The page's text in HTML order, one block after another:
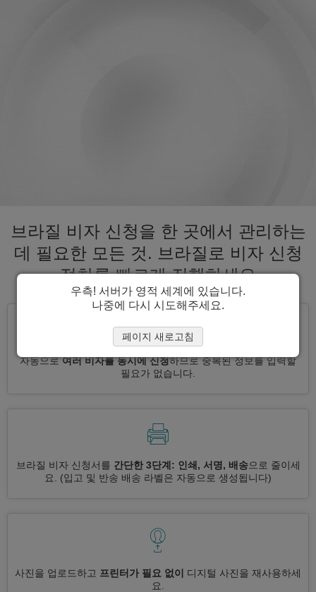
브라질 비자 신청을 한 곳에서 관리하는
데 필요한 모든 것. 브라질로 비자 신청
절차를 빠르게 진행하세요
자동으로여러 비자를 동시에 신청하므로 중복된 정보를 입력할
필요가 없습니다.
브라질 비자 신청서를 간단한 3단계: 인쇄, 서명, 배송으로 줄이세
요.
(입고 및 반송 배송 라벨은 자동으로 생성됩니다)
사진을 업로드하고 프린터가 필요 없이
디지털 사진을 재사용하세
요.
우측! 서버가 영적 세계에 있습니다.
나중에 다시 시도해주세요.
페이지 새로고침